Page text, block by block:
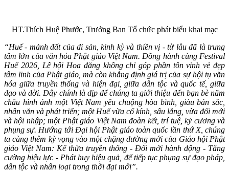
HT.Thích Huệ Phước, Trưởng Ban Tổ chức phát biểu khai mạc
“Huế - mảnh đất của di sản, kinh kỳ và thiền vị - từ lâu đã là trung
tâm lớn của văn hóa Phật giáo Việt Nam. Đồng hành cùng Festival
Huế 2026, Lễ hội Hoa đăng không chỉ góp phần tôn vinh vẻ đẹp
tâm linh của Phật giáo, mà còn khẳng định giá trị của sự hội tụ văn
hóa giữa truyền thống và hiện đại, giữa dân tộc và quốc tế, giữa
đạo và đời. Đây chính là dịp để chúng ta giới thiệu đến bạn bè năm
châu hình ảnh một Việt Nam yêu chuộng hòa bình, giàu bản sắc,
nhân văn và phát triển; một Huế vừa cổ kính, sâu lắng, vừa đổi mới
và hội nhập; một Phật giáo Việt Nam đoàn kết, trí tuệ, kỷ cương và
phụng sự. Hướng tới Đại hội Phật giáo toàn quốc lần thứ X, chúng
ta càng thêm kỳ vọng vào một chặng đường mới của Giáo hội Phật
giáo Việt Nam: Kế thừa truyền thống - Đổi mới hành động - Tăng
cường hiệu lực - Phát huy hiệu quả, để tiếp tục phụng sự đạo pháp,
dân tộc và nhân loại trong thời đại mới”.